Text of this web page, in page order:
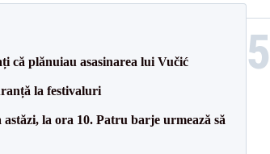
că plănuiau asasinarea lui Vučić
la festivaluri
la ora 10. Patru barje urmează să
5